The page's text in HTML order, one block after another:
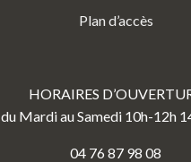
Plan d’accès
HORAIRES
du Mardi au Samedi 10h-12h
04 76 87 98 08